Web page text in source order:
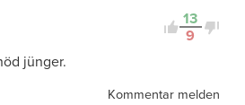
13
9
jünger.
Kommentar melden